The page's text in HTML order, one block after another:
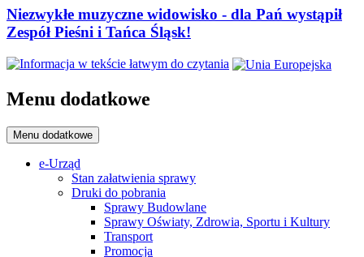
Niezwykłe muzyczne widowisko - dla Pań wystąpił
Zespół Pieśni i Tańca Śląsk!
Menu dodatkowe
Menu dodatkowe
e-Urząd
Stan załatwienia sprawy
Druki do pobrania
Sprawy Budowlane
Sprawy Oświaty, Zdrowia, Sportu i Kultury
Transport
Promocja